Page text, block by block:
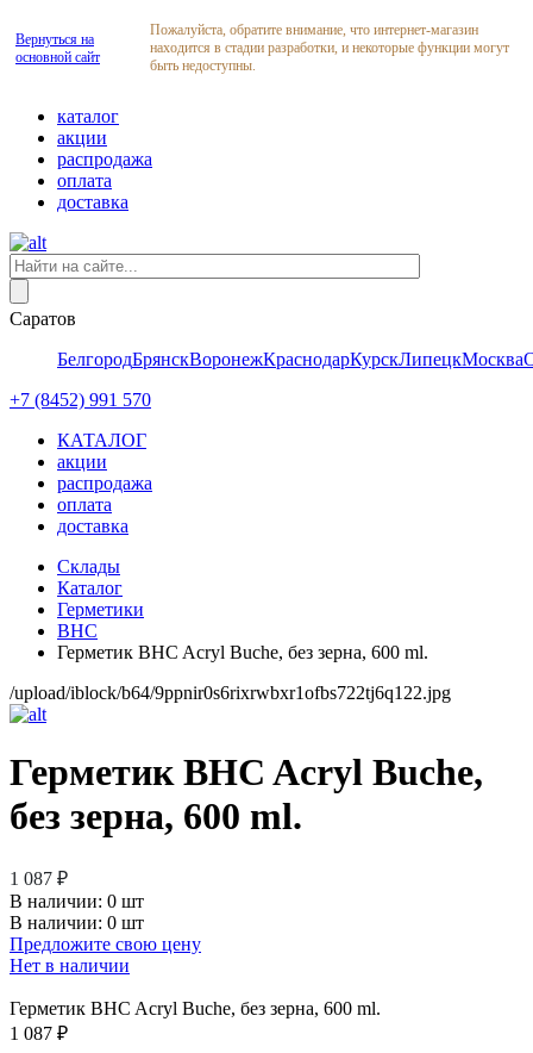
Вернуться на
основной сайт
Пожалуйста, обратите внимание, что интернет-магазин
находится в стадии разработки, и некоторые функции могут
быть недоступны.
каталог
акции
распродажа
оплата
доставка
Саратов
БелгородБрянскВоронежКраснодарКурскЛипецкМосква
+7 (8452) 991 570
КАТАЛОГ
акции
распродажа
оплата
доставка
Склады
Каталог
Герметики
BHC
Герметик BHC Acryl Buche, без зерна, 600 ml.
/upload/iblock/b64/9ppnir0s6rixrwbxr1ofbs722tj6q122.jpg
Герметик BHC Acryl Buche,
без зерна, 600 ml.
1 087 ₽
В наличии: 0 шт
В наличии: 0 шт
Предложите свою цену
Нет в наличии
Герметик BHC Acryl Buche, без зерна, 600 ml.
1 087 ₽